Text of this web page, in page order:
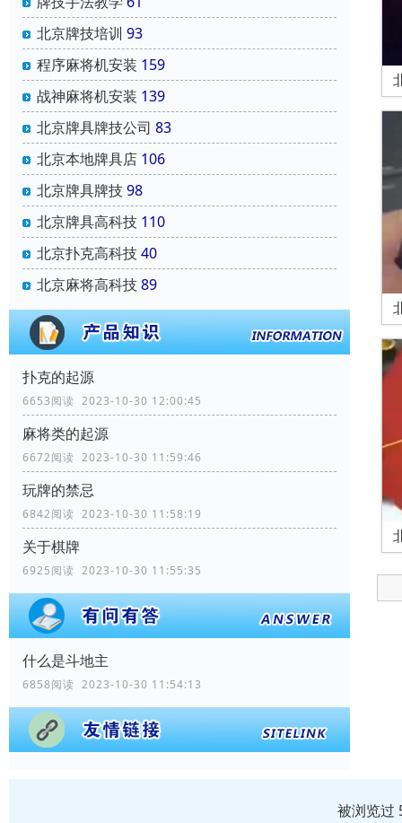
北京牌技培训 93
程序麻将机安装 159
战神麻将机安装 139
北京牌具牌技公司 83
北京本地牌具店 106
北京牌具牌技98
北京牌具高科技 110
北京扑克高科技40
北京麻将高科技89
扑克的起源
6653阅读 2023-10-30 12:00:45
麻将类的起源
6672阅读 2023-10-30 11:59:46
玩牌的禁忌
6842阅读 2023-10-30 11:58:19
关于棋牌
6925阅读 2023-10-30 11:55:35
什么是斗地主
6858阅读 2023-10-30 11:54:13
被浏览过